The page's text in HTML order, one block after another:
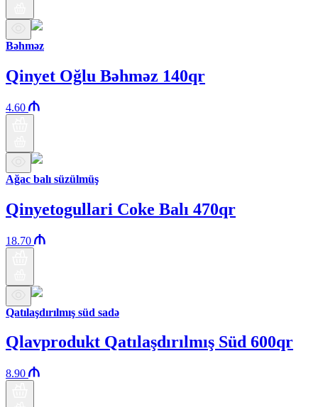
Bəhməz
Qinyet Oğlu Bəhməz 140qr
4.60
Ağac balı süzülmüş
Qinyetogullari Coke Balı 470qr
18.70
Qatılaşdırılmış süd sadə
Qlavprodukt Qatılaşdırılmış Süd 600qr
8.90